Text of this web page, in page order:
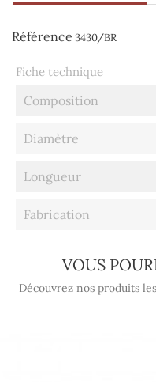
Référence 3430/BR
Fiche technique
Composition
Diamètre
Longueur
Fabrication
VOUS
Découvrez nos produits